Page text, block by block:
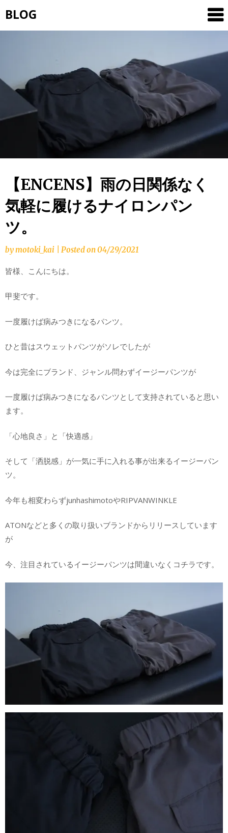
to
content
BLOG
【ENCENS】雨の日関係なく
気軽に履けるナイロンパン
ツ。
bymotoki_kai Posted on04/29/2021
皆様、こんにちは。
甲斐です。
一度履けば病みつきになるパンツ。
ひと昔はスウェットパンツがソレでしたが
今は完全にブランド、ジャンル問わずイージーパンツが
一度履けば病みつきになるパンツとして支持されていると思い
ます。
「心地良さ」と「快適感」
そして「洒脱感」が一気に手に入れる事が出来るイージーパン
ツ。
今年も相変わらずjunhashimotoやRIPVANWINKLE
ATONなどと多くの取り扱いブランドからリリースしています
が
今、注目されているイージーパンツは間違いなくコチラです。